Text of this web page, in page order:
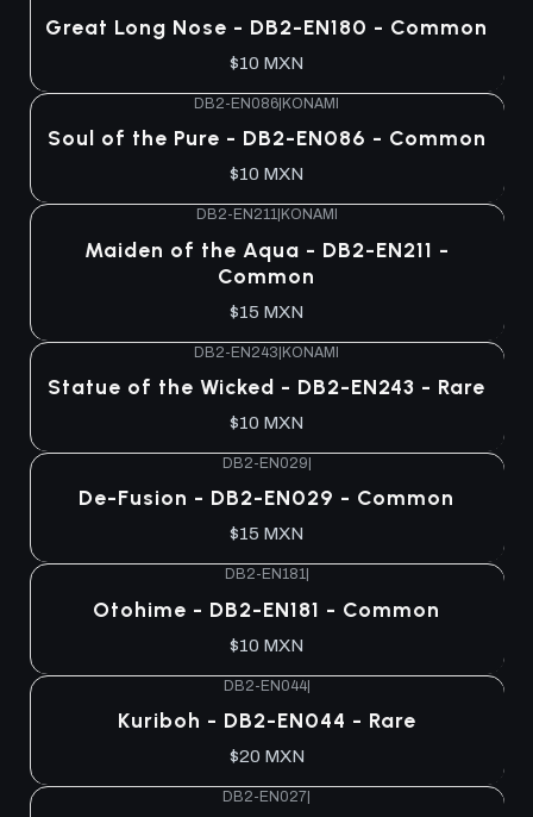
Great Long Nose - DB2-EN180 - Common
$10 MXN
DB2-EN086 KONAMI
Soul of the Pure - DB2-EN086 - Common
$10 MXN
DB2-EN211| KONAMI
Maiden of the Aqua - DB2-EN211 -
Common
$15 MXN
DB2-EN243|KONAMI
Statue of the Wicked - DB2-EN243 - Rare
$10 MXN
DB2-EN029
De-Fusion - DB2-EN029 - Common
$15 MXN
DB2-EN181|
Otohime - DB2-EN181 - Common
$10 MXN
DB2-EN044|
Kuriboh - DB2-EN044 - Rare
$20 MXN
DB2-EN027